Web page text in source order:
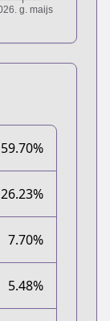
59.70%
26.23%
7.70%
5.48%